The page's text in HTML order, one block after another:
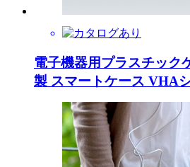
電子機器用プラスチック
製 スマートケース VHA